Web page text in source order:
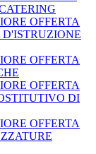
OFFERTA
OFFERTA
OFFERTA
DI
OFFERTA